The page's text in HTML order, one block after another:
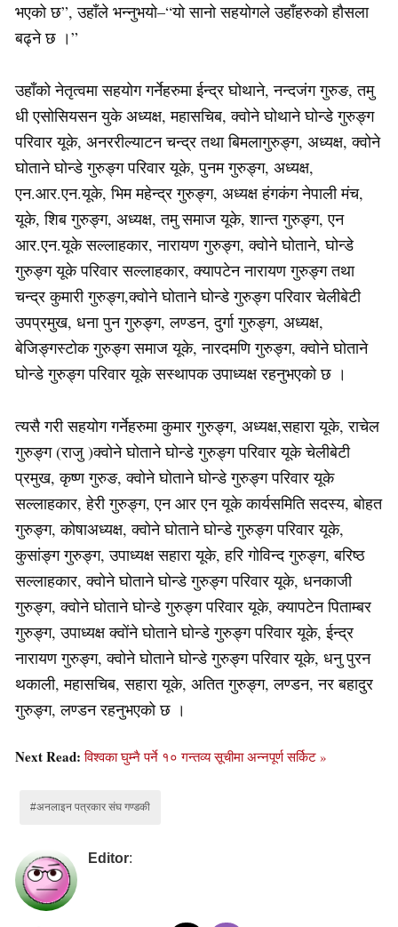
भएको छ”, उहाँले भन्नुभयो–“यो सानो सहयोगले उहाँहरुको हौसला
बढ्ने छ ।”
उहाँको नेतृत्वमा सहयोग गर्नेहरुमा ईन्द्र घोथाने, नन्दजंग गुरुङ, तमु
धी एसोसियसन युके अध्यक्ष, महासचिब, क्वोने घोथाने घोन्डे गुरुङ्ग
परिवार यूके, अनररील्याटन चन्द्र तथा बिमलागुरुङ्ग, अध्यक्ष, क्वोने
घोताने घोन्डे गुरुङ्ग परिवार यूके, पुनम गुरुङ्ग, अध्यक्ष,
एन.आर.एन.यूके, भिम महेन्द्र गुरुङ्ग, अध्यक्ष हंगकंग नेपाली मंच,
यूके, शिब गुरुङ्ग, अध्यक्ष, तमु समाज यूके, शान्त गुरुङ्ग, एन
आर.एन.यूके सल्लाहकार, नारायण गुरुङ्ग, क्वोने घोताने, घोन्डे
गुरुङ्ग यूके परिवार सल्लाहकार, क्यापटेन नारायण गुरुङ्ग तथा
चन्द्र कुमारी गुरुङ्ग,क्वोने घोताने घोन्डे गुरुङ्ग परिवार चेलीबेटी
उपप्रमुख, धना पुन गुरुङ्ग, लण्डन, दुर्गा गुरुङ्ग, अध्यक्ष,
बेजिङ्गस्टोक गुरुङ्ग समाज यूके, नारदमणि गुरुङ्ग, क्वोने घोताने
घोन्डे गुरुङ्ग परिवार यूके सस्थापक उपाध्यक्ष रहनुभएको छ ।
त्यसै गरी सहयोग गर्नेहरुमा कुमार गुरुङ्ग, अध्यक्ष,सहारा यूके, राचेल
गुरुङ्ग (राजु )क्वोने घोताने घोन्डे गुरुङ्ग परिवार यूके चेलीबेटी
प्रमुख, कृष्ण गुरुङ, क्वोने घोताने घोन्डे गुरुङ्ग परिवार यूके
सल्लाहकार, हेरी गुरुङ्ग, एन आर एन यूके कार्यसमिति सदस्य, बोहत
गुरुङ्ग, कोषाअध्यक्ष, क्वोने घोताने घोन्डे गुरुङ्ग परिवार यूके,
कुसांङ्ग गुरुङ्ग, उपाध्यक्ष सहारा यूके, हरि गोविन्द गुरुङ्ग, बरिष्ठ
सल्लाहकार, क्वोने घोताने घोन्डे गुरुङ्ग परिवार यूके, धनकाजी
गुरुङ्ग, क्वोने घोताने घोन्डे गुरुङ्ग परिवार यूके, क्यापटेन पिताम्बर
गुरुङ्ग, उपाध्यक्ष क्वोंने घोताने घोन्डे गुरुङ्ग परिवार यूके, ईन्द्र
नारायण गुरुङ्ग, क्वोने घोताने घोन्डे गुरुङ्ग परिवार यूके, धनु पुरन
थकाली, महासचिब, सहारा यूके, अतित गुरुङ्ग, लण्डन, नर बहादुर
गुरुङ्ग, लण्डन रहनुभएको छ ।
Next Read:विश्वका घुम्नै पर्ने १० गन्तव्य सूचीमा अन्नपूर्ण सर्किट »
#अनलाइन पत्रकार संघ गण्डकी
Editor: